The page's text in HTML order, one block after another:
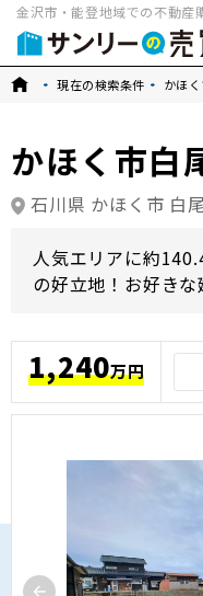
金沢市・能登地域での不動産
トップ現在の検索条件 かほ
かほく市白
石川県 かほく市 白
人気エリアに約
の好立地！お好きな
1,240万円